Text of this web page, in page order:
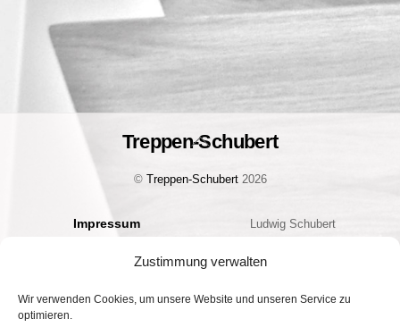
Zustimmung verwalten
Wir verwenden Cookies, um unsere Website und unseren Service zu
optimieren.
Back
Top
Treppen-Schubert
© Treppen-Schubert2026
Impressum
Cookie-Richtlinie (EU)
Kontakt
Ludwig Schubert
Geschäftsführer: Christian
Schubert